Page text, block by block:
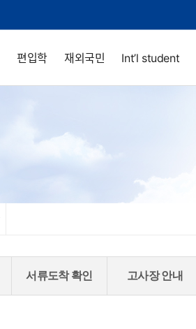
편입학 재외국민 Int’l student
서류도착 확인 고사장 안내